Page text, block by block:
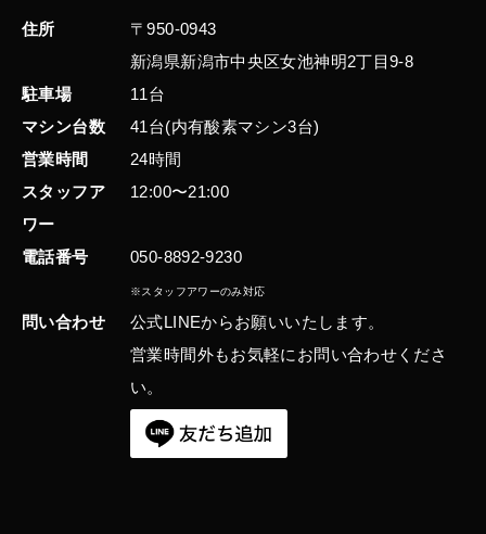
住所
〒950-0943
新潟県新潟市中央区女池神明2丁目9-8
駐車場
11台
マシン台数
41台(内有酸素マシン3台)
営業時間
24時間
スタッフア
ワー
12:00〜21:00
電話番号 050-8892-9230
※スタッフアワーのみ対応
問い合わせ
公式LINEからお願いいたします。
営業時間外もお気軽にお問い合わせくださ
い。